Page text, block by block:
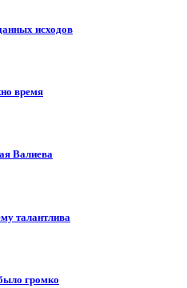
исходов
время
Валиева
талантлива
громко